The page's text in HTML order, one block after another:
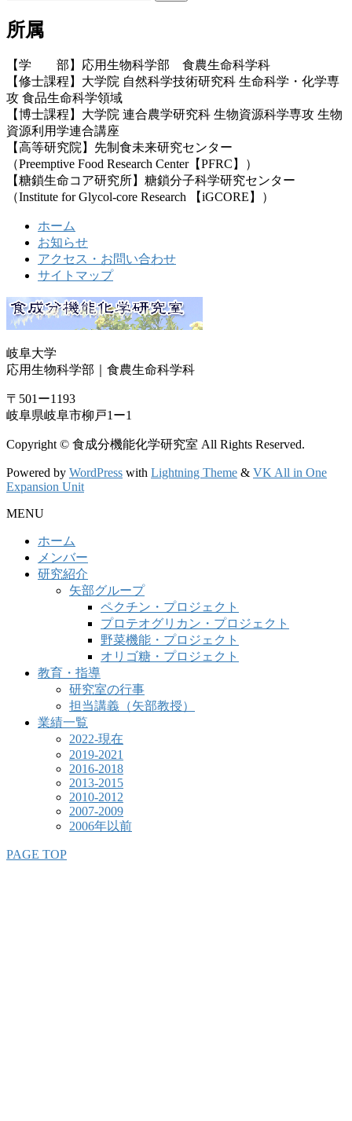
所属
【学 部】応用生物科学部 食農生命科学科
【修士課程】大学院 自然科学技術研究科 生命科学・化学専
攻 食品生命科学領域
【博士課程】大学院 連合農学研究科 生物資源科学専攻 生物
資源利用学連合講座
【高等研究院】先制食未来研究センター
（Preemptive Food Research Center【PFRC】）
【糖鎖生命コア研究所】糖鎖分子科学研究センター
（Institute for Glycol-core Research 【iGCORE】）
ホーム
お知らせ
アクセス・お問い合わせ
サイトマップ
岐阜大学
応用生物科学部｜食農生命科学科
〒501ー1193
岐阜県岐阜市柳戸1ー1
Copyright © 食成分機能化学研究室 All Rights Reserved.
Powered by WordPress with Lightning Theme & VK All in One
Expansion Unit
MENU
ホーム
メンバー
研究紹介
矢部グループ
ペクチン・プロジェクト
プロテオグリカン・プロジェクト
野菜機能・プロジェクト
オリゴ糖・プロジェクト
教育・指導
研究室の行事
担当講義（矢部教授）
業績一覧
2022-現在
2019-2021
2016-2018
2013-2015
2010-2012
2007-2009
2006年以前
PAGE TOP